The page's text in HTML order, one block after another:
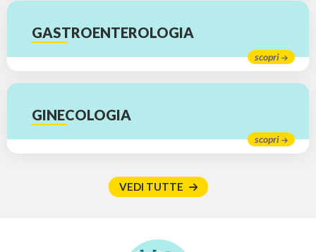
GASTROENTEROLOGIA
scopri
GINECOLOGIA
scopri
VEDI TUTTE